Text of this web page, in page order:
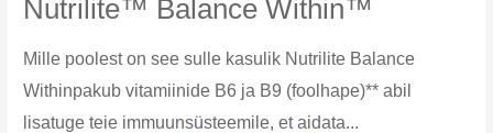
Nutrilite™ Balance Within™
Mille poolest on see sulle kasulik Nutrilite Balance
Withinpakub vitamiinide B6 ja B9 (foolhape)** abil
lisatuge teie immuunsüsteemile, et aidata...